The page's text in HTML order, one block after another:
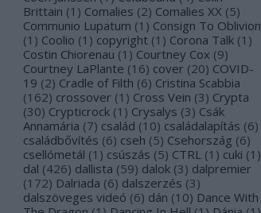
Brittain (1 ) Comalies (2) Comalies XX (5)
Communio Lupatum (1 ) Consign To Oblivion
(1 ) Coolio (1 ) copyright (1 ) Corona Talk (1 )
Costin Chiorenau (1 ) Courtney Cox (9)
Courtney LaPlante (16) cover (20) COVID-
19 (2) Cradle of Filth (6) Cristina Scabbia
(162) crossover (1 ) Cross Vein (3) Crypta
(30) Crypticrock (1 ) Crysalys (3) Csák
Annamária (7) család (10) családalapítás (6)
családbővítés (6) cseh (5) Csehország (6)
csellómetál (1 ) csúszás (5) CTRL (1 ) cuki (1 )
dal (426) dallista (59) dalok (3) dalpremier
(172) Dalriada (6) dalszerzés (3)
dalszöveges videó (6) dán (10) Dance With